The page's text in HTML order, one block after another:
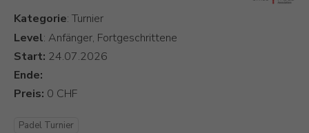
Kategorie
Level: Anfänger, Fortgeschrittene
Start:
Ende:
Preis:
Padel Turnier